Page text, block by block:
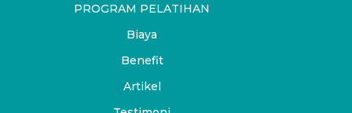
PROGRAM PELATIHAN
Biaya
Benefit
Artikel